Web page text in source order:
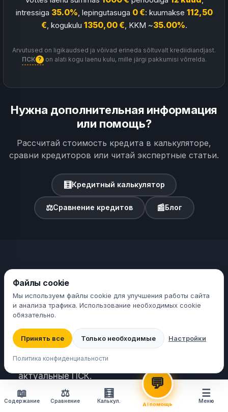
📖
Содержание
⚖
Сравнение
🧮
Калькул.
💬
AI помощь
☰
Меню
intressiga 35.0% , lepingutasuga 0 €: kuumakse 112,50
€ , kogukulu 1350,00 € , KKM ~35.00%.
Arvutused on ligikaudsed ja võivad erineda sõltuvalt krediidiandjast.
ПСК ? on alati kogu laenu kulu, mille järgi pakkumisi võrrelda.
Нужна дополнительная информация
или помощь?
Рассчитай стоимость кредита в калькуляторе,
сравни кредиторов или читай экспертные статьи.
🧮Кредитный калькулятор
⚖Сравнение кредитов 📰Блог
BongaBonga.ee
BongaBonga.ee — кредитный сервис
частному лицу в Эстонии: помогаем
выбрать подходящее предложение среди
30+ кредиторов с лицензией Финансовой
инспекции. Независимая оценка,
актуальные ПСК.
Кредиты частному лицу в Эстонии —
🤖 Подбор кредита
Объединю кредиты,
рассчитаю за 30 сек 🔄
Подбор кредита
Подбираем кредит по параметрам
Файлы cookie
Мы используем файлы cookie для улучшения работы сайта
и анализа трафика. Использование необходимых cookie
обязательно.
Принять все Только необходимые Настройки
Политика конфиденциальности